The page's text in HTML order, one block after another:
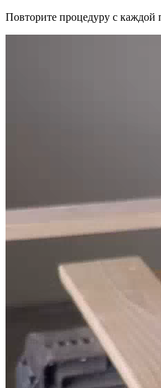
Повторите процедуру с каждой